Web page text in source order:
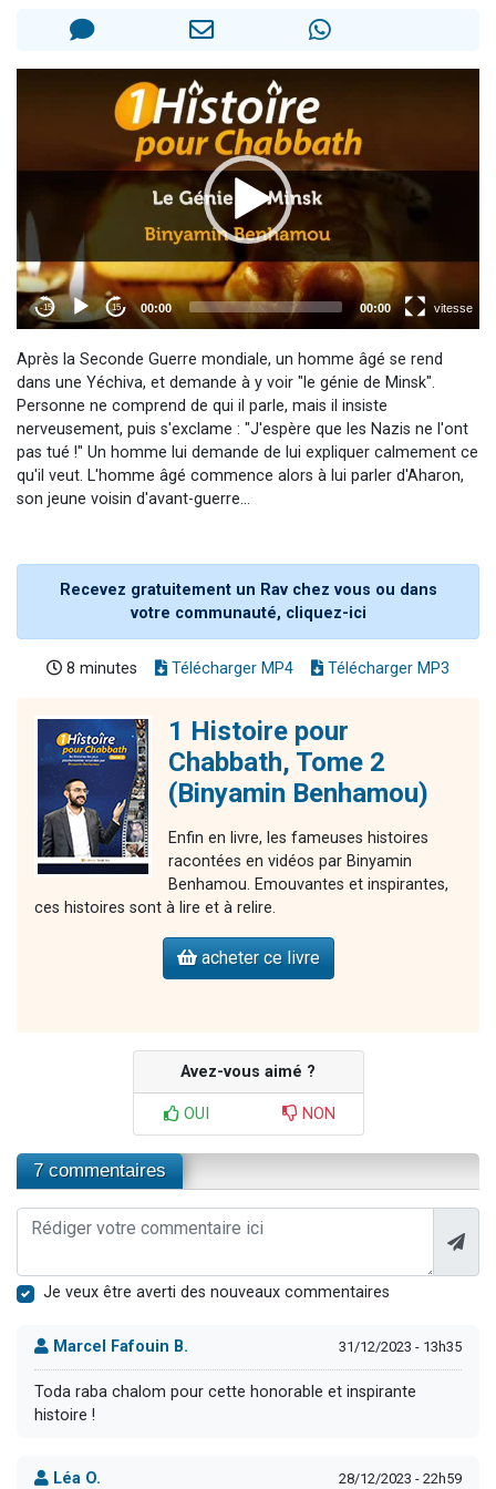
Il reste 49 places pour étudier en groupe sur Zoom
Après la Seconde Guerre mondiale, un homme âgé se rend
dans une Yéchiva, et demande à y voir "le génie de Minsk".
Personne ne comprend de qui il parle, mais il insiste
nerveusement, puis s'exclame : "J'espère que les Nazis ne l'ont
pas tué !" Un homme lui demande de lui expliquer calmement ce
qu'il veut. L'homme âgé commence alors à lui parler d'Aharon,
son jeune voisin d'avant-guerre...
Recevez gratuitement un Rav chez vous ou dans
votre communauté, cliquez-ici
8 minutes Télécharger MP4 Télécharger MP3
1 Histoire pour
Chabbath, Tome 2
(Binyamin Benhamou)
Enfin en livre, les fameuses histoires
racontées en vidéos par Binyamin
Benhamou. Emouvantes et inspirantes,
ces histoires sont à lire et à relire.
acheter ce livre
Avez-vous aimé ?
OUI NON
7 commentaires
Je veux être averti des nouveaux commentaires
Marcel Fafouin B. 31/12/2023 - 13h35
Toda raba chalom pour cette honorable et inspirante
histoire !
Léa O. 28/12/2023 - 22h59